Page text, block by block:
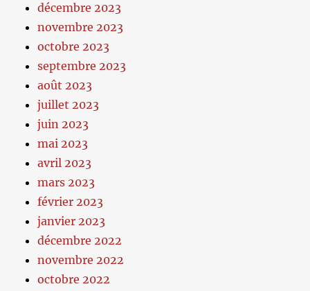
décembre 2023
novembre 2023
octobre 2023
septembre 2023
août 2023
juillet 2023
juin 2023
mai 2023
avril 2023
mars 2023
février 2023
janvier 2023
décembre 2022
novembre 2022
octobre 2022